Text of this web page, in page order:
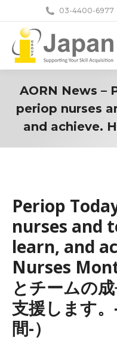
03-4400-6977
AORN News –
periop nurses
and achieve.
Periop
nurses and
learn, and
Nurses
とチームの
支援します
間-）